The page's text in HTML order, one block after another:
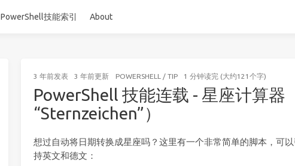
PowerShell技能索引 About
3 年前发表 3 年前更新 POWERSHELL / TIP 1 分钟读完 (大约121个字)
PowerShell 技能连载 - 星座计算器
“Sternzeichen”）
想过自动将日期转换成星座吗？这里有一个非常简单的脚本，可
持英文和德文：